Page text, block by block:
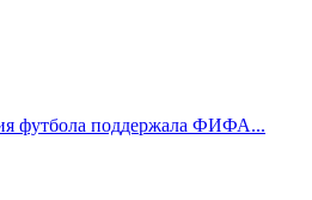
футбола поддержала ФИФА...